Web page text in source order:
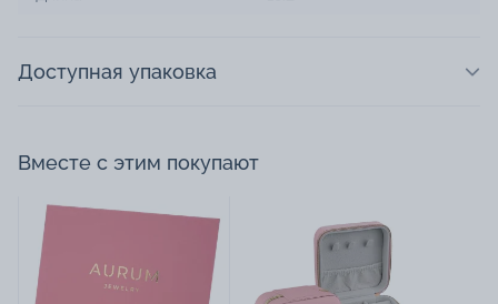
Доступная упаковка
Вместе с этим покупают